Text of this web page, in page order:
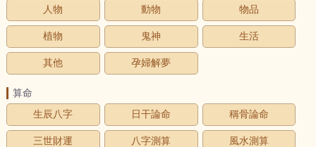
人物
動物 物品
植物 鬼神 生活
其他 孕婦解夢
算命
生辰八字
日干論命 稱骨論命
三世財運 八字測算 風水測算